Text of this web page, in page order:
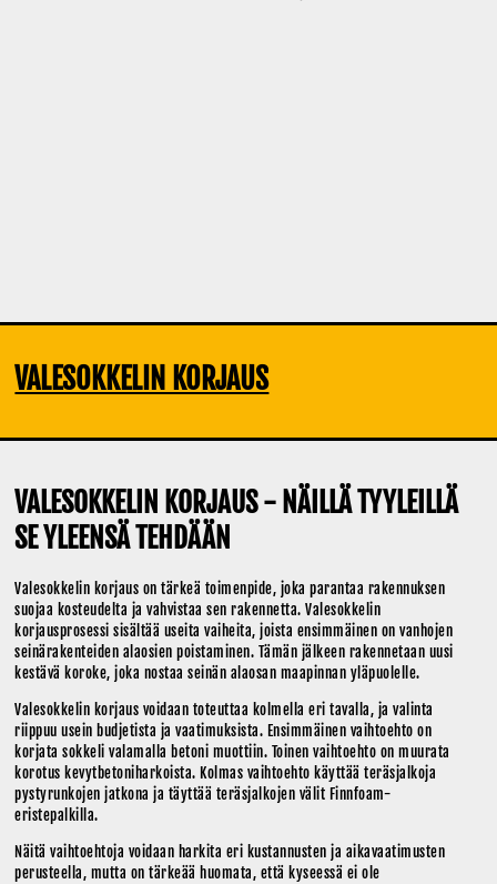
VALESOKKELIN KORJAUS
VALESOKKELIN KORJAUS - NÄILLÄ TYYLEILLÄ
SE YLEENSÄ TEHDÄÄN
Valesokkelin korjaus on tärkeä toimenpide, joka parantaa rakennuksen
suojaa kosteudelta ja vahvistaa sen rakennetta. Valesokkelin
korjausprosessi sisältää useita vaiheita, joista ensimmäinen on vanhojen
seinärakenteiden alaosien poistaminen. Tämän jälkeen rakennetaan uusi
kestävä koroke, joka nostaa seinän alaosan maapinnan yläpuolelle.
Valesokkelin korjaus voidaan toteuttaa kolmella eri tavalla, ja valinta
riippuu usein budjetista ja vaatimuksista. Ensimmäinen vaihtoehto on
korjata sokkeli valamalla betoni muottiin. Toinen vaihtoehto on muurata
korotus kevytbetoniharkoista. Kolmas vaihtoehto käyttää teräsjalkoja
pystyrunkojen jatkona ja täyttää teräsjalkojen välit Finnfoam-
eristepalkilla.
Näitä vaihtoehtoja voidaan harkita eri kustannusten ja aikavaatimusten
perusteella, mutta on tärkeää huomata, että kyseessä ei ole